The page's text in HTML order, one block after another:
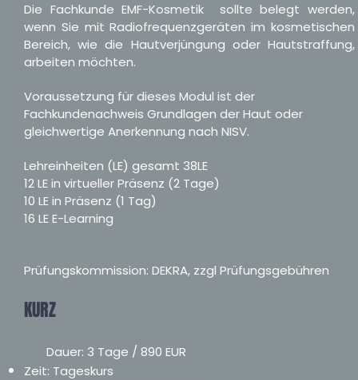
Die Fachkunde EMF-Kosmetik sollte belegt werden,
wenn Sie mit Radiofrequenzgeräten im kosmetischen
Bereich, wie die Hautverjüngung oder Hautstraffung,
arbeiten möchten.
Voraussetzung für dieses Modul ist der
Fachkundenachweis Grundlagen der Haut oder
gleichwertige Anerkennung nach NISV.
Lehreinheiten (LE) gesamt 38LE
12 LE in virtueller Präsenz (2 Tage)
10 LE in Präsenz (1 Tag)
16 LE E-Learning
Prüfungskommission: DEKRA, zzgl Prüfungsgebühren
KURZ
Dauer: 3 Tage / 890 EUR
Zeit: Tageskurs